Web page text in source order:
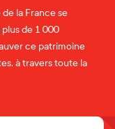
la France se
de 1 000
ce patrimoine
à travers toute la